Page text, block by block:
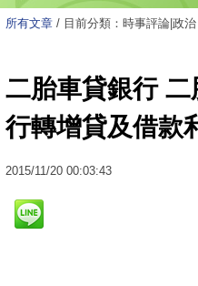
所有文章 / 目前分類：時事評論|政治
二胎車貸銀行
行轉增貸及借款
2015/11/20 00:03:43